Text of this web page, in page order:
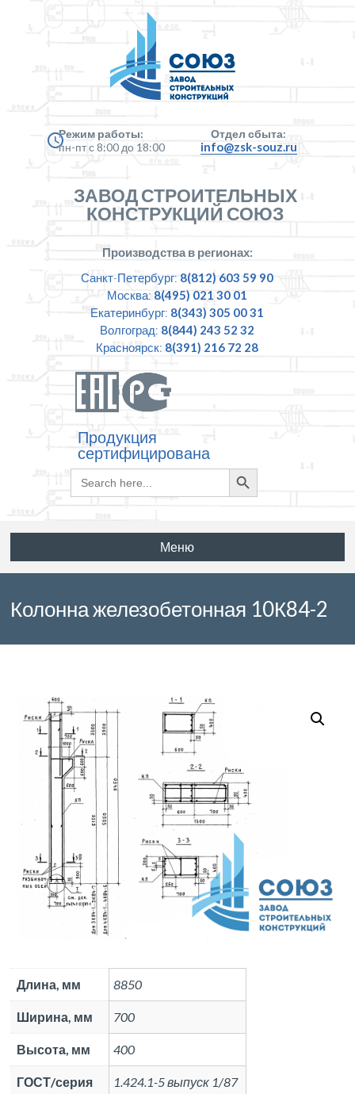
Режим работы:
пн-пт с 8:00 до 18:00
Отдел сбыта:
info@zsk-souz.ru
ЗАВОД СТРОИТЕЛЬНЫХ
КОНСТРУКЦИЙ СОЮЗ
Производства в регионах:
Санкт-Петербург: 8(812) 603 59 90
Москва: 8(495) 021 30 01
Екатеринбург: 8(343) 305 00 31
Волгоград: 8(844) 243 52 32
Красноярск: 8(391) 216 72 28
Продукция
сертифицирована
Search
for:
Search
Button
Меню
Колонна железобетонная 10К84-2
Длина, мм 8850
Ширина, мм 700
Высота, мм 400
ГОСТ/серия 1.424.1-5 выпуск 1/87